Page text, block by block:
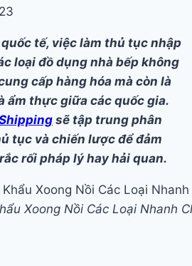
tế, việc làm thủ tục nhập
loại đồ dụng nhà bếp không
cấp hàng hóa mà còn là
ẩm thực giữa các quốc gia.
sẽ tập trung phân
tục và chiến lược để đảm
rối pháp lý hay hải quan.
Xoong Nồi Các Loại Nhanh